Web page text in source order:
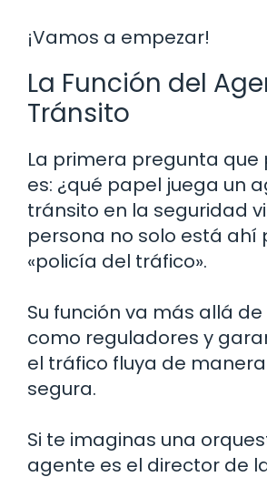
¡Vamos a empezar!
La Función del
Tránsito
La primera pregunta que
es: ¿qué papel juega un
tránsito en la seguridad
persona no solo está ahí
«policía del tráfico».
Su función va más allá
como reguladores y
el tráfico fluya de
segura.
Si te imaginas una
agente es el director de